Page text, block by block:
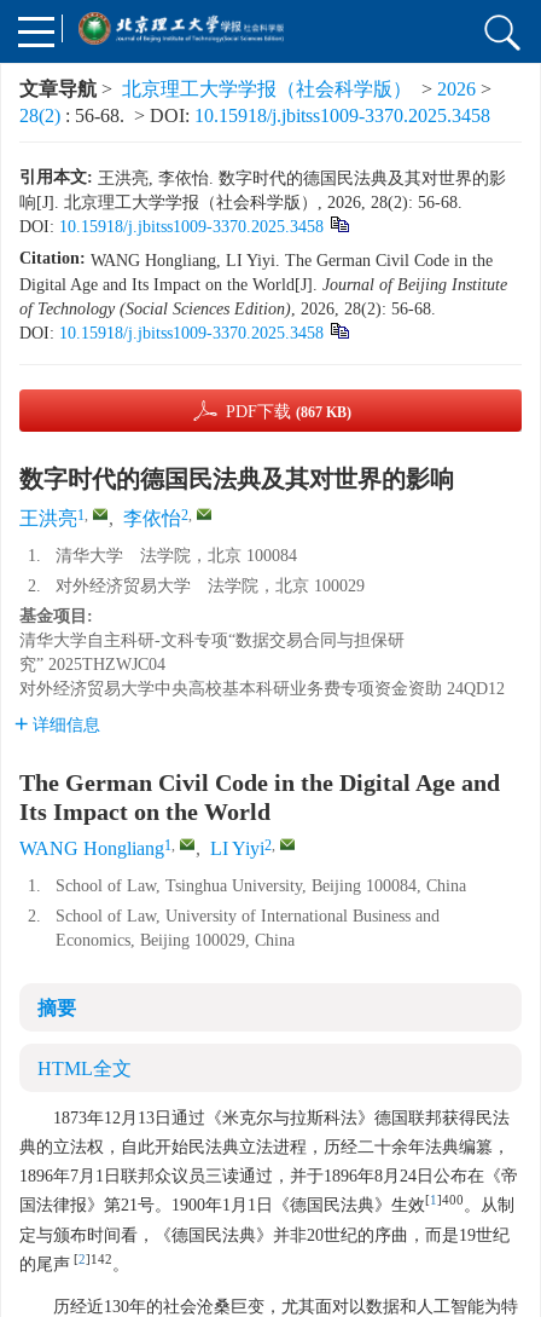
文章导航 > 北京理工大学学报（社会科学版） > 2026 >
28(2) : 56-68. > DOI: 10.15918/j.jbitss1009-3370.2025.3458
引用本文: 王洪亮, 李依怡. 数字时代的德国民法典及其对世界的影
响[J]. 北京理工大学学报（社会科学版）, 2026, 28(2): 56-68.
DOI: 10.15918/j.jbitss1009-3370.2025.3458
Citation: WANG Hongliang, LI Yiyi. The German Civil Code in the
Digital Age and Its Impact on the World[J]. Journal of Beijing Institute
of Technology (Social Sciences Edition), 2026, 28(2): 56-68.
DOI: 10.15918/j.jbitss1009-3370.2025.3458
PDF下载 (867 KB)
数字时代的德国民法典及其对世界的影响
王洪亮1, , 李依怡2,
1.
清华大学 法学院，北京 100084
2.
对外经济贸易大学 法学院，北京 100029
基金项目:
清华大学自主科研-文科专项“数据交易合同与担保研
究” 2025THZWJC04
对外经济贸易大学中央高校基本科研业务费专项资金资助 24QD12
详细信息
The German Civil Code in the Digital Age and
Its Impact on the World
WANG Hongliang1, , LI Yiyi2,
1.
School of Law, Tsinghua University, Beijing 100084, China
2.
School of Law, University of International Business and
Economics, Beijing 100029, China
摘要
HTML全文
1873年12月13日通过《米克尔与拉斯科法》德国联邦获得民法
典的立法权，自此开始民法典立法进程，历经二十余年法典编篡，
1896年7月1日联邦众议员三读通过，并于1896年8月24日公布在《帝
国法律报》第21号。1900年1月1日《德国民法典》生效[1 ]400。从制
定与颁布时间看，《德国民法典》并非20世纪的序曲，而是19世纪
的尾声 [2]142。
历经近130年的社会沧桑巨变，尤其面对以数据和人工智能为特